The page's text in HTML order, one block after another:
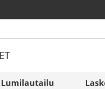
Lumilautailu